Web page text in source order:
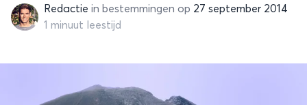
RedactieRedactie in bestemmingen op 27 september 2014
1 minuut leestijd